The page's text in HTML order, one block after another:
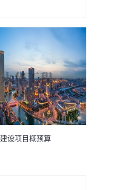
建设项目概预算